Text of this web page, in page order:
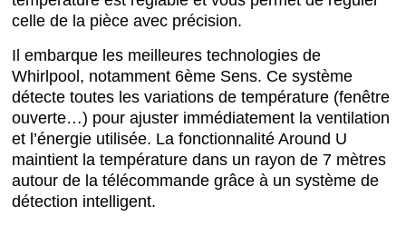
celle de la pièce avec précision.
Il embarque les meilleures technologies de
Whirlpool, notamment 6ème Sens. Ce système
détecte toutes les variations de température (fenêtre
ouverte…) pour ajuster immédiatement la ventilation
et l’énergie utilisée. La fonctionnalité Around U
maintient la température dans un rayon de 7 mètres
autour de la télécommande grâce à un système de
détection intelligent.